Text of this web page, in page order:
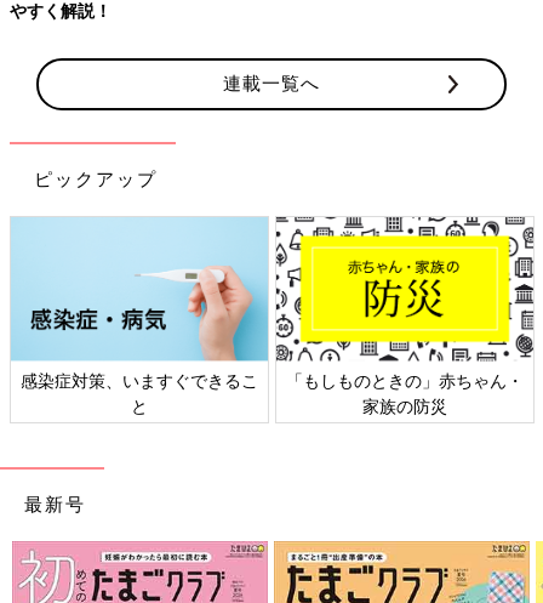
連載一覧へ
ピックアップ
ものときの」赤ちゃん・
日本外来小児科学会リーフレッ
ト検討会
六星
最新号